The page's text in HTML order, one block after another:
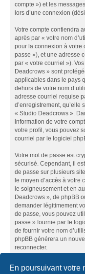
En poursuivant votre
compte ») et les
lors d’une connexion
Votre compte contiendra
après par « votre nom
pour la connexion à votre
passe »), et une adresse
par « votre courriel »).
Deadcrows » sont
applicables dans le pays
dehors de votre nom
adresse courriel requise
d’enregistrement,
« Studio Deadcrows ».
information de votre
votre profil, vous pouvez
courriel par le logiciel
Votre mot de passe est
sécurisé. Cependant, il
de passe sur plusieurs
le moyen d’accès à votre
le soigneusement et en
Deadcrows », de phpBB
demander légitimement
de passe, vous pouvez
passe » fournie par le
de fournir votre nom
phpBB générera un
reconnecter.